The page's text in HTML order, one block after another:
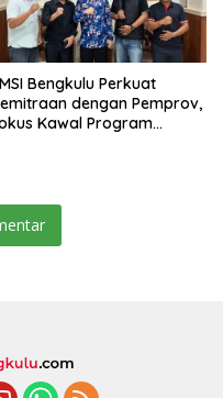
Bengkulu Perkuat
dengan Pemprov,
Kawal Program